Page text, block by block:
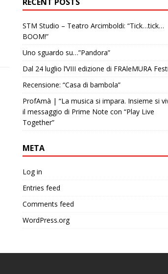
STM Studio – Teatro Arcimboldi: “Tick…tick…
BOOM!”
Uno sguardo su…”Pandora”
Dal 24 luglio l’VIII edizione di FRAleMURA
Recensione: “Casa di bambola”
ProfAmà | “La musica si impara. Insieme si
il messaggio di Prime Note con “Play Live
Together”
META
Log in
Entries feed
Comments feed
WordPress.org